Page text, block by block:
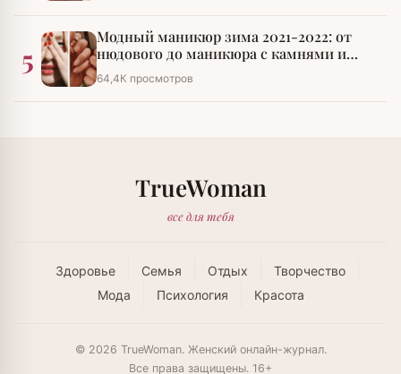
5
Модный маникюр зима 2021-2022: от
нюдового до маникюра с камнями и
стразами
64,4К просмотров
TrueWoman
все для тебя
Здоровье Семья Отдых
Творчество
Мода
Психология Красота
© 2026 TrueWoman. Женский онлайн-журнал.
Все права защищены. 16+